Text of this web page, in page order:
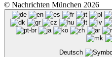
© Nachrichten München 2026
Deutsch